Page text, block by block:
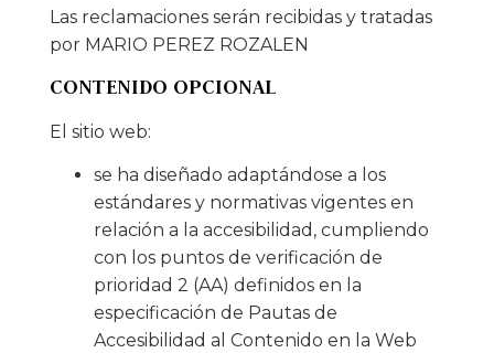
Las reclamaciones serán recibidas y tratadas
por MARIO PEREZ ROZALEN
CONTENIDO OPCIONAL
El sitio web:
se ha diseñado adaptándose a los
estándares y normativas vigentes en
relación a la accesibilidad, cumpliendo
con los puntos de verificación de
prioridad 2 (AA) definidos en la
especificación de Pautas de
Accesibilidad al Contenido en la Web